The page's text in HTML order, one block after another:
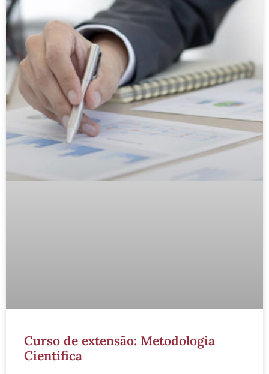
Curso de extensão: Metodologia
Cientifica